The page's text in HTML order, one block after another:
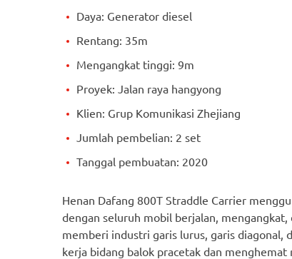
Daya: Generator diesel
Rentang: 35m
Mengangkat tinggi: 9m
Proyek: Jalan raya hangyong
Klien: Grup Komunikasi Zhejiang
Jumlah pembelian: 2 set
Tanggal pembuatan: 2020
Henan Dafang 800T Straddle Carrier
dengan seluruh mobil berjalan,
memberi industri garis lurus, garis diagonal,
kerja bidang balok pracetak dan menghemat